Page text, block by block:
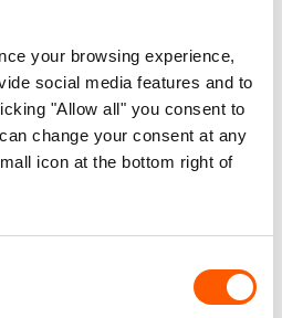
your browsing experience,
social media features and to
"Allow all" you consent to
change your consent at any
icon at the bottom right of
Während der panischen Flucht
der Welt
dem Angriff flohen sie nach
ersten Mal seit vielen Jahren sicher